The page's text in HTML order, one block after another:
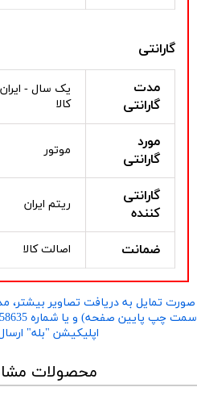
گارانتی
مدت
گارانتی
یک سال -
کالا
مورد
گارانتی
موتور
گارانتی
کننده
ریتم ایران
ضمانت اصالت کالا
تمایل به دریافت تصاویر بیشتر،
اپلیکیشن "بله"
محصولات